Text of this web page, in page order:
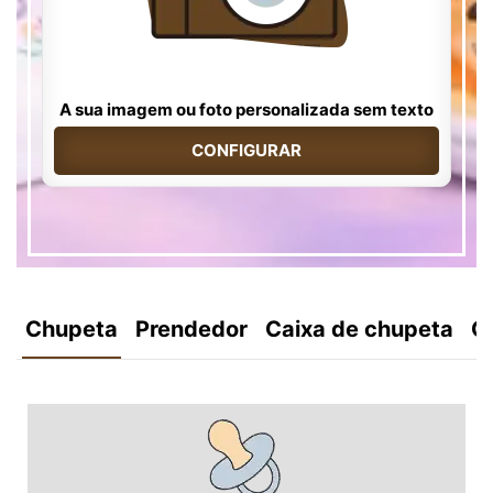
A sua imagem ou foto personalizada sem texto
CONFIGURAR
Chupeta Prendedor Caixa de chupeta